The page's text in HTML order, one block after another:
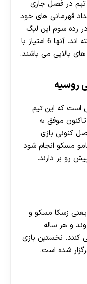
در فصل جاری
قهرمانی های خود
رده سوم این لیگ
پس از تیم زنیت و زسکا مسکو قرار گرفته اند. آنها 6 امتیاز با
بالایی می باشند.
روسیه
است که این تیم
موفق به
فصل کنونی بازی
مسکو انجام شود
رو بر دارند.
زسکا مسکو و
و هر ساله
نخستین بازی
شده است.